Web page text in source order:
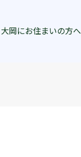
大岡にお住まいの方へ